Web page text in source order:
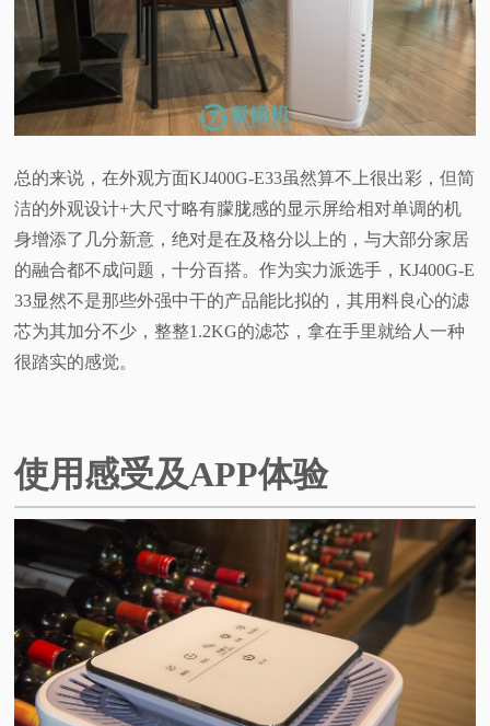
总的来说，在外观方面KJ400G-E33虽然算不上很出彩，但简
洁的外观设计+大尺寸略有朦胧感的显示屏给相对单调的机
身增添了几分新意，绝对是在及格分以上的，与大部分家居
的融合都不成问题，十分百搭。作为实力派选手，KJ400G-E
33显然不是那些外强中干的产品能比拟的，其用料良心的滤
芯为其加分不少，整整1.2KG的滤芯，拿在手里就给人一种
很踏实的感觉。
使用感受及APP体验